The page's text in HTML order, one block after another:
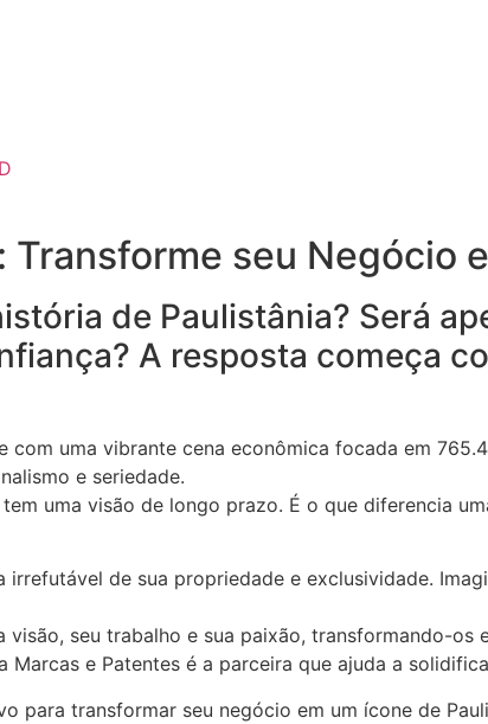
seu Negócio
de Paulistânia? Será
A resposta começa
com uma vibrante cena econômica focada em
e seriedade.
uma visão de longo prazo. É o que diferencia
de sua propriedade e exclusividade.
seu trabalho e sua paixão, transformando-
e Patentes é a parceira que ajuda a
transformar seu negócio em um ícone de